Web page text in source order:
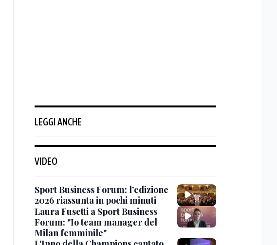
LEGGI ANCHE
VIDEO
Sport Business Forum: l'edizione
2026 riassunta in pochi minuti
Laura Fusetti a Sport Business
Forum: "Io team manager del
Milan femminile"